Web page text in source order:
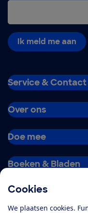
Cookies
We plaatsen cookies.
Ik meld me aan
Service & Contact
Over ons
Doe mee
Boeken & Bladen